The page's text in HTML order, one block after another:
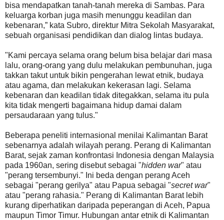
bisa mendapatkan tanah-tanah mereka di Sambas. Para
keluarga korban juga masih menunggu keadilan dan
kebenaran,” kata Subro, direktur Mitra Sekolah Masyarakat,
sebuah organisasi pendidikan dan dialog lintas budaya.
"Kami percaya selama orang belum bisa belajar dari masa
lalu, orang-orang yang dulu melakukan pembunuhan, juga
takkan takut untuk bikin pengerahan lewat etnik, budaya
atau agama, dan melakukan kekerasan lagi. Selama
kebenaran dan keadilan tidak ditegakkan, selama itu pula
kita tidak mengerti bagaimana hidup damai dalam
persaudaraan yang tulus."
Beberapa peneliti internasional menilai Kalimantan Barat
sebenarnya adalah wilayah perang. Perang di Kalimantan
Barat, sejak zaman konfrontasi Indonesia dengan Malaysia
pada 1960an, sering disebut sebagai "hidden war" atau
"perang tersembunyi." Ini beda dengan perang Aceh
sebagai "perang gerilya" atau Papua sebagai "secret war"
atau "perang rahasia." Perang di Kalimantan Barat lebih
kurang diperhatikan daripada peperangan di Aceh, Papua
maupun Timor Timur. Hubungan antar etnik di Kalimantan